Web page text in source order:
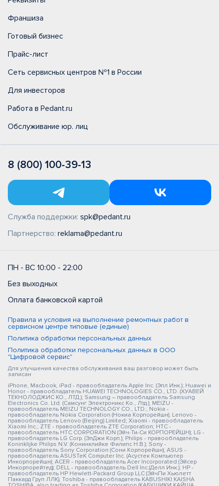
Франшиза
Готовый бизнес
Прайс-лист
Сеть сервисных центров №1 в России
Для инвесторов
Работа в Pedant.ru
Обслуживание юр. лиц
8 (800) 100-39-13
Служба поддержки: spk@pedant.ru
Партнерство: reklama@pedant.ru
ПН - ВС 10:00 - 22:00
Без выходных
Оплата банковской картой
Правила и условия на выполнение ремонтных работ в
сервисном центре типовые (единые)
Политика обработки персональных данных
Политика обработки персональных данных в ООО
"Цифровой сервис"
Для улучшения качества обслуживания ваш разговор может быть
записан
iPhone, Macbook, iPad - правообладатель Apple Inc. (Эпл Инк.); Huawei и
Honor - правообладатель HUAWEI TECHNOLOGIES CO., LTD. (ХУАВЕЙ
ТЕКНОЛОДЖИС КО., ЛТД.); Samsung – правообладатель Samsung
Electronics Co. Ltd. (Самсунг Электроникс Ко., Лтд.); MEIZU -
правообладатель MEIZU TECHNOLOGY CO., LTD.; Nokia -
правообладатель Nokia Corporation (Нокиа Корпорейшн); Lenovo -
правообладатель Lenovo (Beijing) Limited; Xiaomi - правообладатель
Xiaomi Inc.; ZTE - правообладатель ZTE Corporation; HTC -
правообладатель HTC CORPORATION (Эйч-Ти-Си КОРПОРЕЙШН); LG -
правообладатель LG Corp. (ЭлДжи Корп.); Philips - правообладатель
Koninklijke Philips N.V. (Конинклийке Филипс Н.В.); Sony -
правообладатель Sony Corporation (Сони Корпорейшн); ASUS -
правообладатель ASUSTeK Computer Inc. (Асустек Компьютер
Инкорпорейшн); ACER - правообладатель Acer Incorporated (Эйсер
Инкорпорейтед); DELL - правообладатель Dell Inc.(Делл Инк.); HP -
правообладатель HP Hewlett-Packard Group LLC (ЭйчПи Хьюлетт
Паккард Груп ЛЛК); Toshiba - правообладатель KABUSHIKI KAISHA